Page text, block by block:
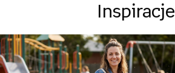
Inspiracje